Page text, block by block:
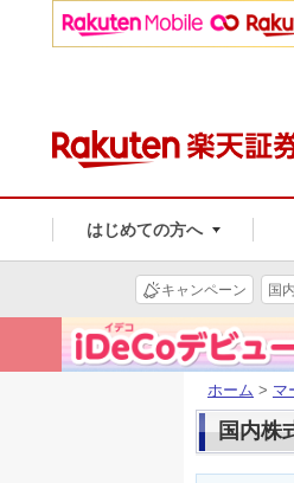
はじめての方へ
キャンペーン 国
ホーム > マ
国内株